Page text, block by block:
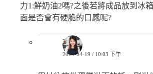
力1:鮮奶油2嗎?之後若將成品放到冰
面是否會有硬脆的口感呢?
巧兒
2019-04-19 / 10:03 下午